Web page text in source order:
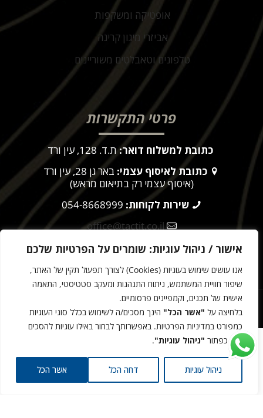
אישור / ניהול עוגיות: שומרים על הפרטיות שלכם
אנו עושים שימוש בעוגיות (Cookies) לצורך תפעול תקין של האתר,
שיפור חוויית המשתמש, ניתוח התנהגות ומעקב סטטיסטי, התאמה
אישית של תכנים, וקמפיינים פרסומיים.
בלחיצה על "אשר הכל" הינך מסכים/ה לשימוש בכלל סוגי העוגיות
כמפורט במדיניות הפרטיות. באפשרותך לבחור באילו עוגיות להסכים
דרך כפתור "ניהול עוגיות".
ניהול עוגיות דחה הכל אשר הכל
אופטיקה ומשקפות
אביזרי מיגון קרינה
טלפונים וטאבלטים משוריינים
פרטי התקשרות
כתובת למשלוח דואר:ת.ד. 128, עין ורד
כתובת לאיסוף עצמי: באר גן 28, עין ורד
(איסוף עצמי רק בתיאום מראש)
שירות לקוחות: 054-8668999
office@tactit.co.il
שעות פעילות:9:00 – 17:00
מדיניות הפרטיות
הטקטית © 2025
עיצוב ובניית אתרים -
+